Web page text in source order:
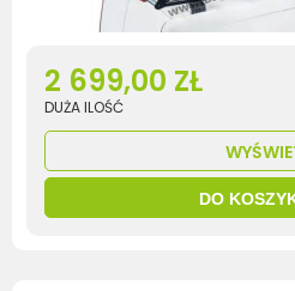
2 699,00 ZŁ
DUŻA ILOŚĆ
DO